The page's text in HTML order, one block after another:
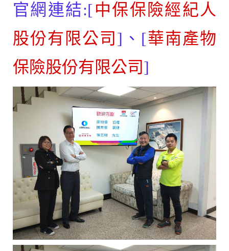
官網連結:[中保保險經紀人
股份有限公司 ]、[華南產物
保險股份有限公司]